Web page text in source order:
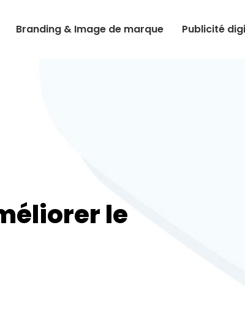
Branding & Image de marque Publicité
le